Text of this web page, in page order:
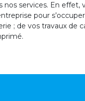
nos services. En effet,
pour
; de vos travaux de